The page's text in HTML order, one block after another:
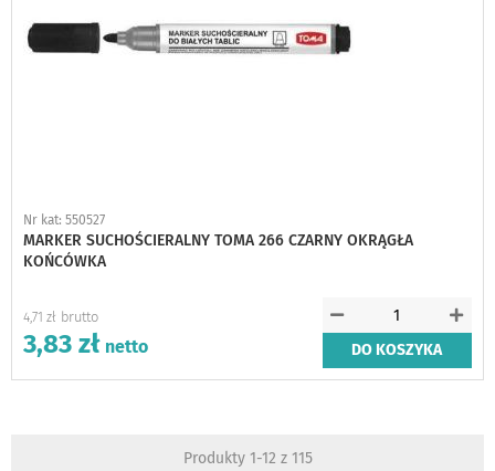
Nr kat: 550527
MARKER SUCHOŚCIERALNY TOMA 266 CZARNY OKRĄGŁA
KOŃCÓWKA
4,71 zł
3,83 zł DO KOSZYKA
Produkty 1-12 z 115